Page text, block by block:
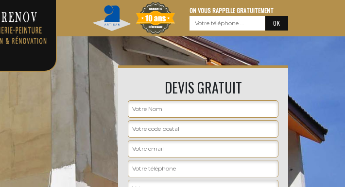
ON VOUS RAPPELLE GRATUITEMENT
DEVIS GRATUIT